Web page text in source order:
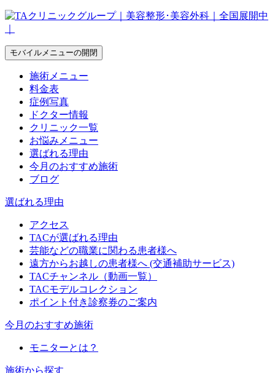
モバイルメニューの開閉
施術メニュー
料金表
症例写真
ドクター情報
クリニック一覧
お悩みメニュー
選ばれる理由
今月のおすすめ施術
ブログ
選ばれる理由
アクセス
TACが選ばれる理由
芸能などの職業に関わる患者様へ
遠方からお越しの患者様へ (交通補助サービス)
TACチャンネル（動画一覧）
TACモデルコレクション
ポイント付き診察券のご案内
今月のおすすめ施術
モニターとは？
施術から探す